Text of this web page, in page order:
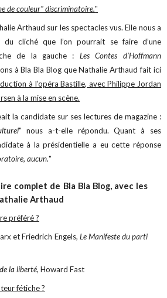
de couleur" discriminatoire."
Arthaud sur les spectacles vus. Elle nous a
cliché que l’on pourrait se faire d’une
de la gauche : Les Contes d’Hoffmann
à Bla Bla Blog que Nathalie Arthaud fait ici
à l’opéra Bastille, avec Philippe Jordan
à la mise en scène.
la candidate sur ses lectures de magazine :
" nous a-t-elle répondu. Quant à ses
à la présidentielle a eu cette réponse
aucun."
complet de Bla Bla Blog, avec les
Arthaud
préféré ?
et Friedrich Engels, Le Manifeste du parti
la liberté, Howard Fast
fétiche ?